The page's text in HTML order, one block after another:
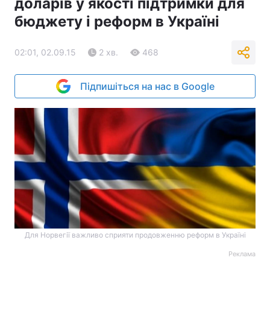
бюджету і реформ в Україні
02:01, 02.09.15 2 хв. 468
Підпишіться на нас в Google
Для Норвегії важливо сприяти продовженню реформ в Україні
Реклама